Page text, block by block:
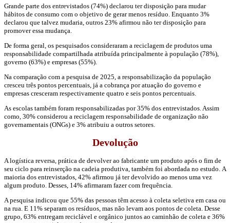
Grande parte dos entrevistados (74%) declarou ter disposição para mudar
hábitos de consumo com o objetivo de gerar menos resíduo. Enquanto 3%
declarou que talvez mudaria, outros 23% afirmou não ter disposição para
promover essa mudança.
De forma geral, os pesquisados consideraram a reciclagem de produtos uma
responsabilidade compartilhada atribuída principalmente à população (78%),
governo (63%) e empresas (55%).
Na comparação com a pesquisa de 2025, a responsabilização da população
cresceu três pontos percentuais, já a cobrança por atuação do governo e
empresas cresceram respectivamente quatro e seis pontos percentuais.
As escolas também foram responsabilizadas por 35% dos entrevistados. Assim
como, 30% considerou a reciclagem responsabilidade de organização não
governamentais (ONGs) e 3% atribuiu a outros setores.
Devolução
A logística reversa, prática de devolver ao fabricante um produto após o fim de
seu ciclo para reinserção na cadeia produtiva, também foi abordada no estudo. A
maioria dos entrevistados, 42% afirmou já ter devolvido ao menos uma vez
algum produto. Desses, 14% afirmaram fazer com frequência.
A pesquisa indicou que 55% das pessoas têm acesso à coleta seletiva em casa ou
na rua. E 11% separam os resíduos, mas não levam aos pontos de coleta. Desse
grupo, 63% entregam reciclável e orgânico juntos ao caminhão de coleta e 36%